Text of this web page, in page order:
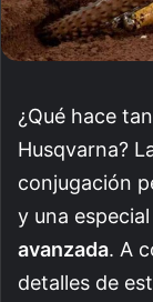
¿Qué hace
Husqvarna?
conjugación
y una
avanzada. A
detalles de